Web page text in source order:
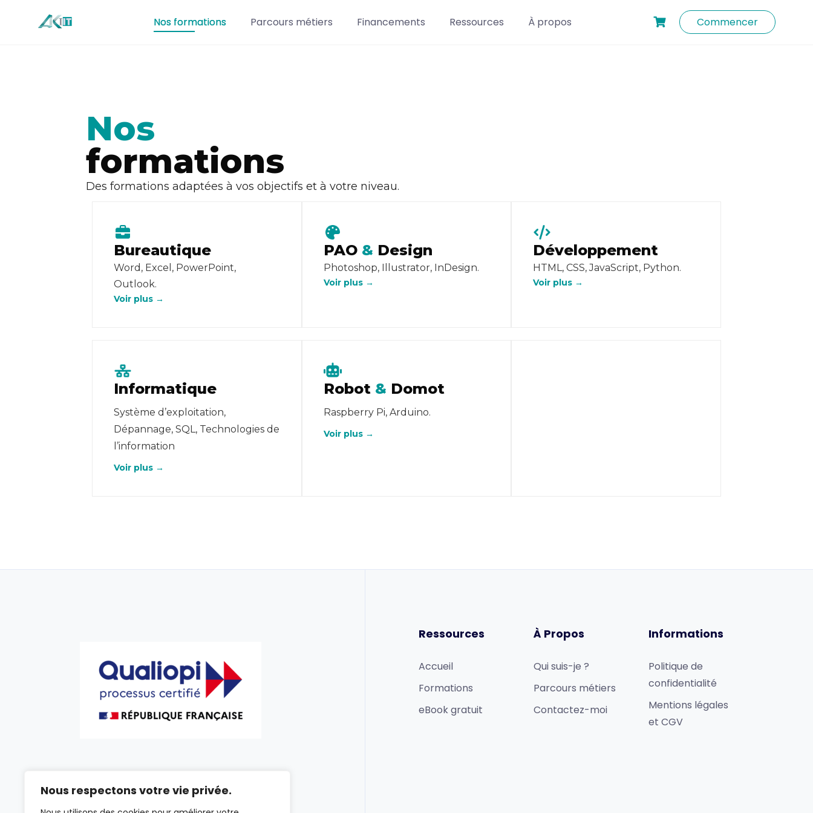
Nous respectons votre vie privée.
Nos formations Parcours métiers Financements Ressources À propos Commencer
Nos
formations
Des formations adaptées à vos objectifs et à votre niveau.
Bureautique
Word, Excel, PowerPoint,
Outlook.
Voir plus →
PAO & Design
Photoshop, Illustrator, InDesign.
Voir plus →
Développement
HTML, CSS, JavaScript, Python.
Voir plus →
Informatique
Système d’exploitation,
Dépannage, SQL, Technologies de
l’information
Voir plus →
Robot & Domot
Raspberry Pi, Arduino.
Voir plus →
Ressources
Accueil
Formations
eBook gratuit
À Propos
Qui suis-je ?
Parcours métiers
Contactez-moi
Informations
Politique de
confidentialité
Mentions légales
et CGV